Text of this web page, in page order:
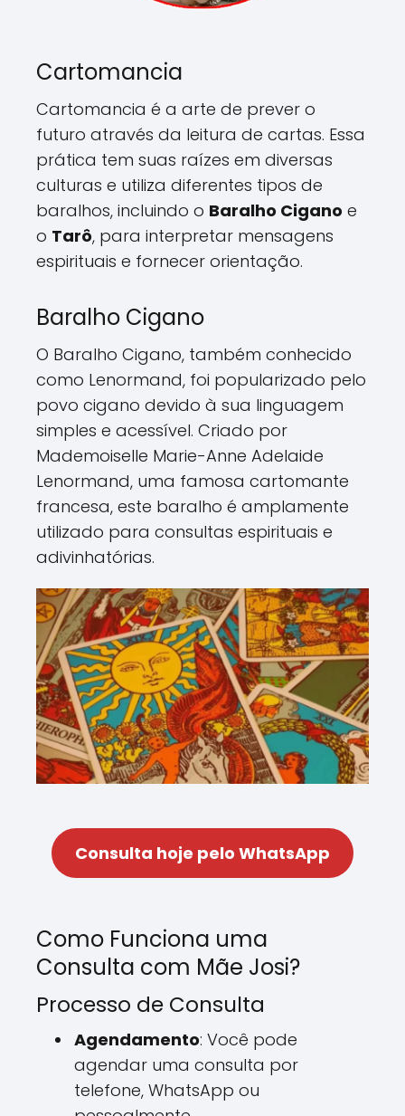
Cartomancia
Cartomancia é a arte de prever o
futuro através da leitura de cartas. Essa
prática tem suas raízes em diversas
culturas e utiliza diferentes tipos de
baralhos, incluindo o Baralho Cigano e
o Tarô, para interpretar mensagens
espirituais e fornecer orientação.
Baralho Cigano
O Baralho Cigano, também conhecido
como Lenormand, foi popularizado pelo
povo cigano devido à sua linguagem
simples e acessível. Criado por
Mademoiselle Marie-Anne Adelaide
Lenormand, uma famosa cartomante
francesa, este baralho é amplamente
utilizado para consultas espirituais e
adivinhatórias.
Consulta hoje pelo WhatsApp
Como Funciona uma
Consulta com Mãe Josi?
Processo de Consulta
Agendamento: Você pode
agendar uma consulta por
telefone, WhatsApp ou